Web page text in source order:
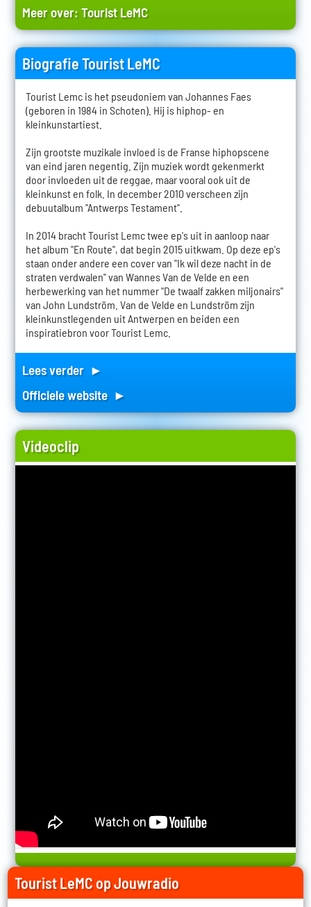
Meer over:Tourist LeMC
Biografie Tourist LeMC
Tourist Lemc is het pseudoniem van Johannes Faes
(geboren in 1984 in Schoten). Hij is hiphop- en
kleinkunstartiest.
Zijn grootste muzikale invloed is de Franse hiphopscene
van eind jaren negentig. Zijn muziek wordt gekenmerkt
door invloeden uit de reggae, maar vooral ook uit de
kleinkunst en folk. In december 2010 verscheen zijn
debuutalbum "Antwerps Testament".
In 2014 bracht Tourist Lemc twee ep's uit in aanloop naar
het album "En Route", dat begin 2015 uitkwam. Op deze ep's
staan onder andere een cover van "Ik wil deze nacht in de
straten verdwalen" van Wannes Van de Velde en een
herbewerking van het nummer "De twaalf zakken miljonairs"
van John Lundström. Van de Velde en Lundström zijn
kleinkunstlegenden uit Antwerpen en beiden een
inspiratiebron voor Tourist Lemc.
Lees verder ►
Officiele website ►
Videoclip
Tourist LeMC op Jouwradio